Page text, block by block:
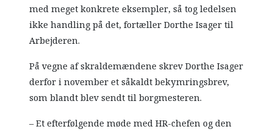
med meget konkrete eksempler, så tog ledelsen
ikke handling på det, fortæller Dorthe Isager til
Arbejderen.
På vegne af skraldemændene skrev Dorthe Isager
derfor i november et såkaldt bekymringsbrev,
som blandt blev sendt til borgmesteren.
– Et efterfølgende møde med HR-chefen og den